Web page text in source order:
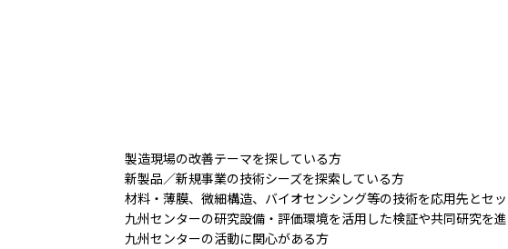
製造現場の改善テーマを探している方
新製品／新規事業の技術シーズを探索している方
材料・薄膜、微細構造、バイオセンシング等の技術を応用先とセ
九州センターの研究設備・評価環境を活用した検証や共同研究を
九州センターの活動に関心がある方